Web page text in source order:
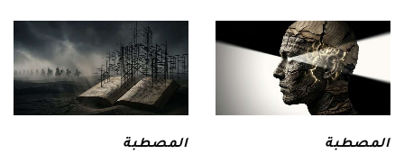
المصطبة المصطبة